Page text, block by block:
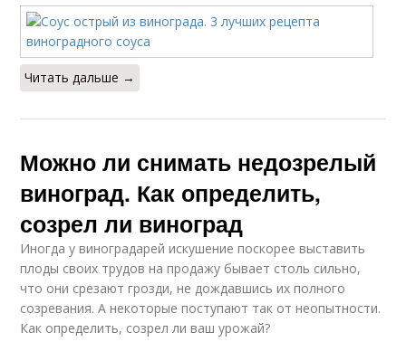
Читать дальше →
Можно ли снимать недозрелый
виноград. Как определить,
созрел ли виноград
Иногда у виноградарей искушение поскорее выставить
плоды своих трудов на продажу бывает столь сильно,
что они срезают грозди, не дождавшись их полного
созревания. А некоторые поступают так от неопытности.
Как определить, созрел ли ваш урожай?